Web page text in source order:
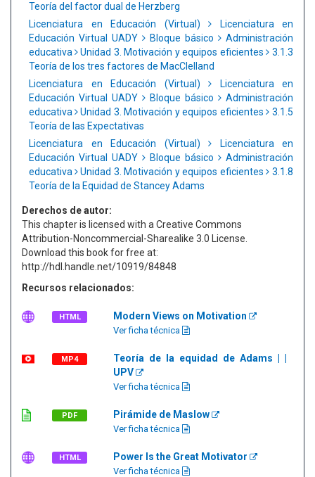
Teoría del factor dual de Herzberg
Licenciatura en Educación (Virtual)
Licenciatura en
Educación Virtual UADY
Bloque básico
Administración
educativa
Unidad 3. Motivación y equipos eficientes
3.1.3
Teoría de los tres factores de MacClelland
Licenciatura en Educación (Virtual)
Licenciatura en
Educación Virtual UADY
Bloque básico
Administración
educativa
Unidad 3. Motivación y equipos eficientes
3.1.5
Teoría de las Expectativas
Licenciatura en Educación (Virtual)
Licenciatura en
Educación Virtual UADY
Bloque básico
Administración
educativa
Unidad 3. Motivación y equipos eficientes
3.1.8
Teoría de la Equidad de Stancey Adams
Derechos de autor:
This chapter is licensed with a Creative Commons
Attribution-Noncommercial-Sharealike 3.0 License.
Download this book for free at:
http://hdl.handle.net/10919/84848
Recursos relacionados:
HTML Modern Views on Motivation
Ver ficha técnica
MP4
Teoría de la equidad de Adams | |
UPV
Ver ficha técnica
PDF Pirámide de Maslow
Ver ficha técnica
HTML Power Is the Great Motivator
Ver ficha técnica